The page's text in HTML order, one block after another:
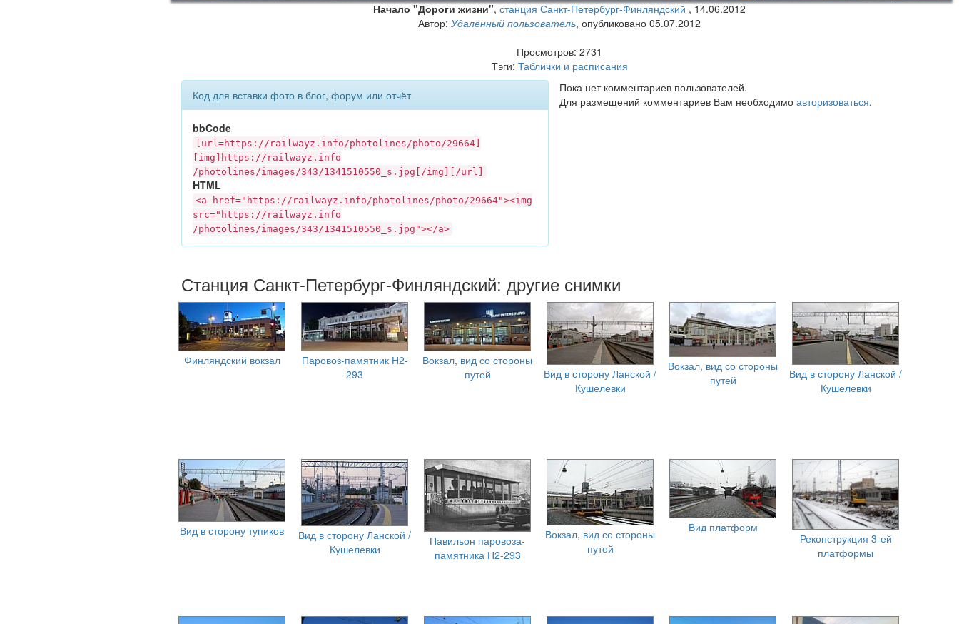
Начало "Дороги жизни",станция Санкт-Петербург-Финляндский ,14.06.2012
Автор: Удалённый пользователь, опубликовано 05.07.2012
Просмотров: 2731
Тэги: Таблички и расписания
Код для вставки фото в блог, форум или отчёт
bbCode
[url=https:// railwayz.info /photolines/photo/29664]
[img]https:// railwayz.info
/photolines/images/343/1341510550_s.jpg[/img][/url]
HTML
<a href="https:// railwayz.info /photolines/photo/29664"><img
src="https:// railwayz.info
/photolines/images/343/1341510550_s.jpg"></a>
Пока нет комментариев пользователей.
Для размещений комментариев Вам необходимо авторизоваться.
Станция Санкт-Петербург-Финляндский: другие снимки
Финляндский вокзал
Паровоз-памятник Н2-
293
Вокзал, вид со стороны
путей
Вид в сторону Ланской /
Кушелевки
Вокзал, вид со стороны
путей
Вид в сторону Ланской /
Кушелевки
Вид в сторону тупиков
Вид в сторону Ланской /
Кушелевки
Павильон паровоза-
памятника Н2-293
Вокзал, вид со стороны
путей
Вид платформ
Реконструкция 3-ей
платформы